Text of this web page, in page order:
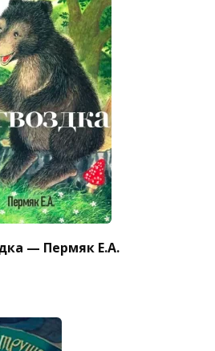
— Пермяк Е.А.